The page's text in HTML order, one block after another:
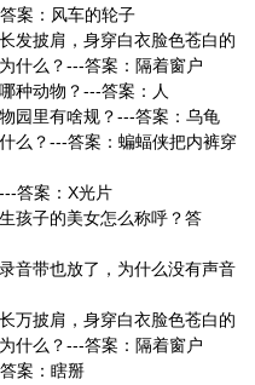
案：风车的轮子
发披肩，身穿白衣脸色苍白的
什么？---答案：隔着窗户
种动物？---答案：人
园里有啥规？---答案：乌龟
么？---答案：蝙蝠侠把内裤穿
答案：X光片
孩子的美女怎么称呼？答
音带也放了，为什么没有声音
万披肩，身穿白衣脸色苍白的
什么？---答案：隔着窗户
案：瞎掰